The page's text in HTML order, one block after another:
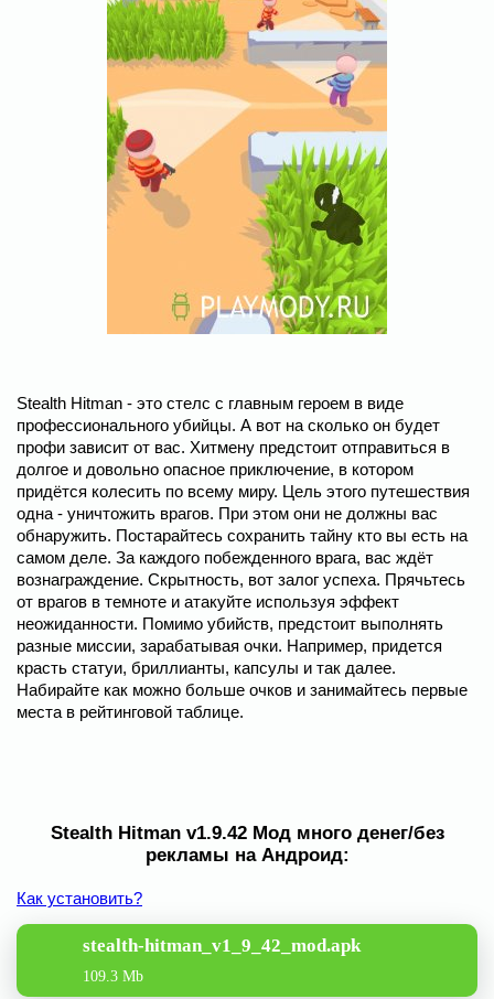
Stealth Hitman - это стелс с главным героем в виде
профессионального убийцы. А вот на сколько он будет
профи зависит от вас. Хитмену предстоит отправиться в
долгое и довольно опасное приключение, в котором
придётся колесить по всему миру. Цель этого путешествия
одна - уничтожить врагов. При этом они не должны вас
обнаружить. Постарайтесь сохранить тайну кто вы есть на
самом деле. За каждого побежденного врага, вас ждёт
вознаграждение. Скрытность, вот залог успеха. Прячьтесь
от врагов в темноте и атакуйте используя эффект
неожиданности. Помимо убийств, предстоит выполнять
разные миссии, зарабатывая очки. Например, придется
красть статуи, бриллианты, капсулы и так далее.
Набирайте как можно больше очков и занимайтесь первые
места в рейтинговой таблице.
Stealth Hitman v1.9.42 Мод много денег/без
рекламы на Андроид:
Как установить?
stealth-hitman_v1_9_42_mod.apk
109.3 Mb